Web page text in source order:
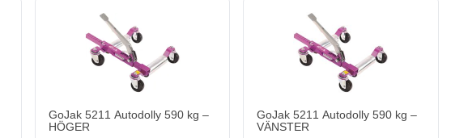
GoJak 5211 Autodolly 590 kg –
HÖGER
GoJak 5211 Autodolly 590 kg –
VÄNSTER